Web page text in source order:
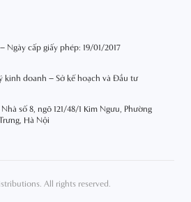
Ngày cấp giấy phép: 19/01/2017
kinh doanh – Sở kế hoạch và Đầu tư
Nhà số 8, ngõ 121/48/1 Kim Ngưu, Phường
Hà Nội
All rights reserved.